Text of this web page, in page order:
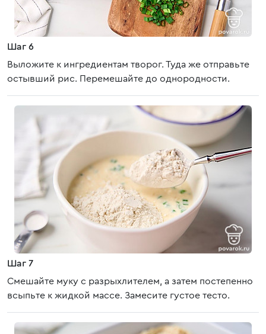
Шаг 6
Выложите к ингредиентам творог. Туда же отправьте
остывший рис. Перемешайте до однородности.
Шаг 7
Смешайте муку с разрыхлителем, а затем постепенно
всыпьте к жидкой массе. Замесите густое тесто.